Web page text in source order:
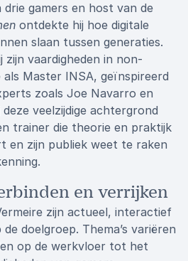
drie gamers en host van de
ontdekte hij hoe digitale
slaan tussen generaties.
zijn vaardigheden in non-
Master INSA, geïnspireerd
zoals Joe Navarro en
veelzijdige achtergrond
trainer die theorie en praktijk
en zijn publiek weet te raken
en verrijken
zijn actueel, interactief
doelgroep. Thema’s variëren
op de werkvloer tot het